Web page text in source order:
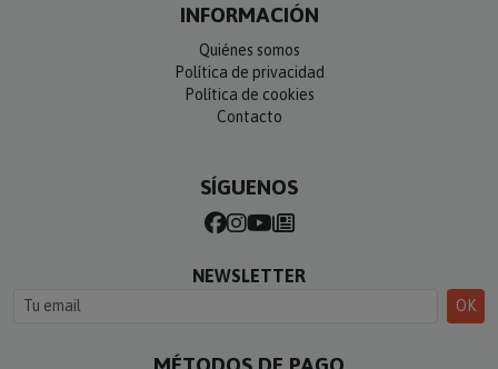
INFORMACIÓN
Quiénes somos
Política de privacidad
Política de cookies
Contacto
SÍGUENOS
NEWSLETTER
OK